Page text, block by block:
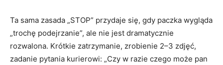
Ta sama zasada „STOP” przydaje się, gdy paczka wygląda
„trochę podejrzanie”, ale nie jest dramatycznie
rozwalona. Krótkie zatrzymanie, zrobienie 2–3 zdjęć,
zadanie pytania kurierowi: „Czy w razie czego może pan